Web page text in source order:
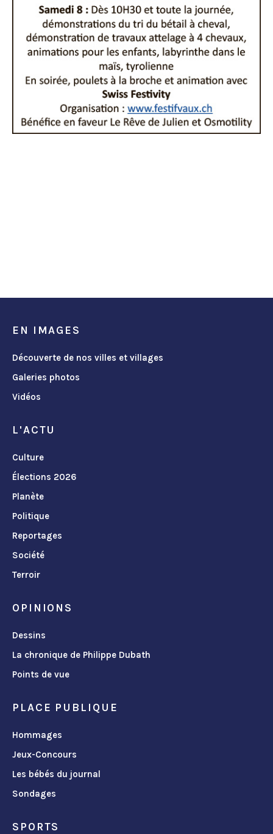
EN IMAGES
Découverte de nos villes et villages
Galeries photos
Vidéos
L'ACTU
Culture
Élections 2026
Planète
Politique
Reportages
Société
Terroir
OPINIONS
Dessins
La chronique de Philippe Dubath
Points de vue
PLACE PUBLIQUE
Hommages
Jeux-Concours
Les bébés du journal
Sondages
SPORTS